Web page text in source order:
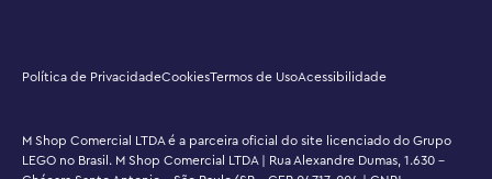
Política de PrivacidadeCookiesTermos de UsoAcessibilidade
M Shop Comercial LTDA é a parceira oficial do site licenciado do Grupo
LEGO no Brasil. M Shop Comercial LTDA | Rua Alexandre Dumas, 1.630 -